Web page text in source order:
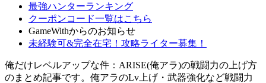
最強ハンターランキング
クーポンコード一覧はこちら
GameWithからのお知らせ
未経験可&完全在宅！攻略ライター募集！
俺だけレベルアップな件：ARISE(俺アラ)の戦闘力の上げ方
のまとめ記事です。俺アラのLv上げ・武器強化など戦闘力